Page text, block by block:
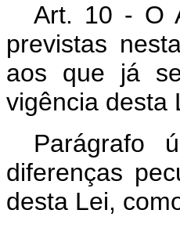
Art. 10 - O
previstas
aos que já
vigência desta
Parágrafo
diferenças
desta Lei,